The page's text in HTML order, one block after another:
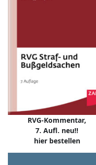
RVG-Kommentar,
7. Aufl. neu!!
hier bestellen